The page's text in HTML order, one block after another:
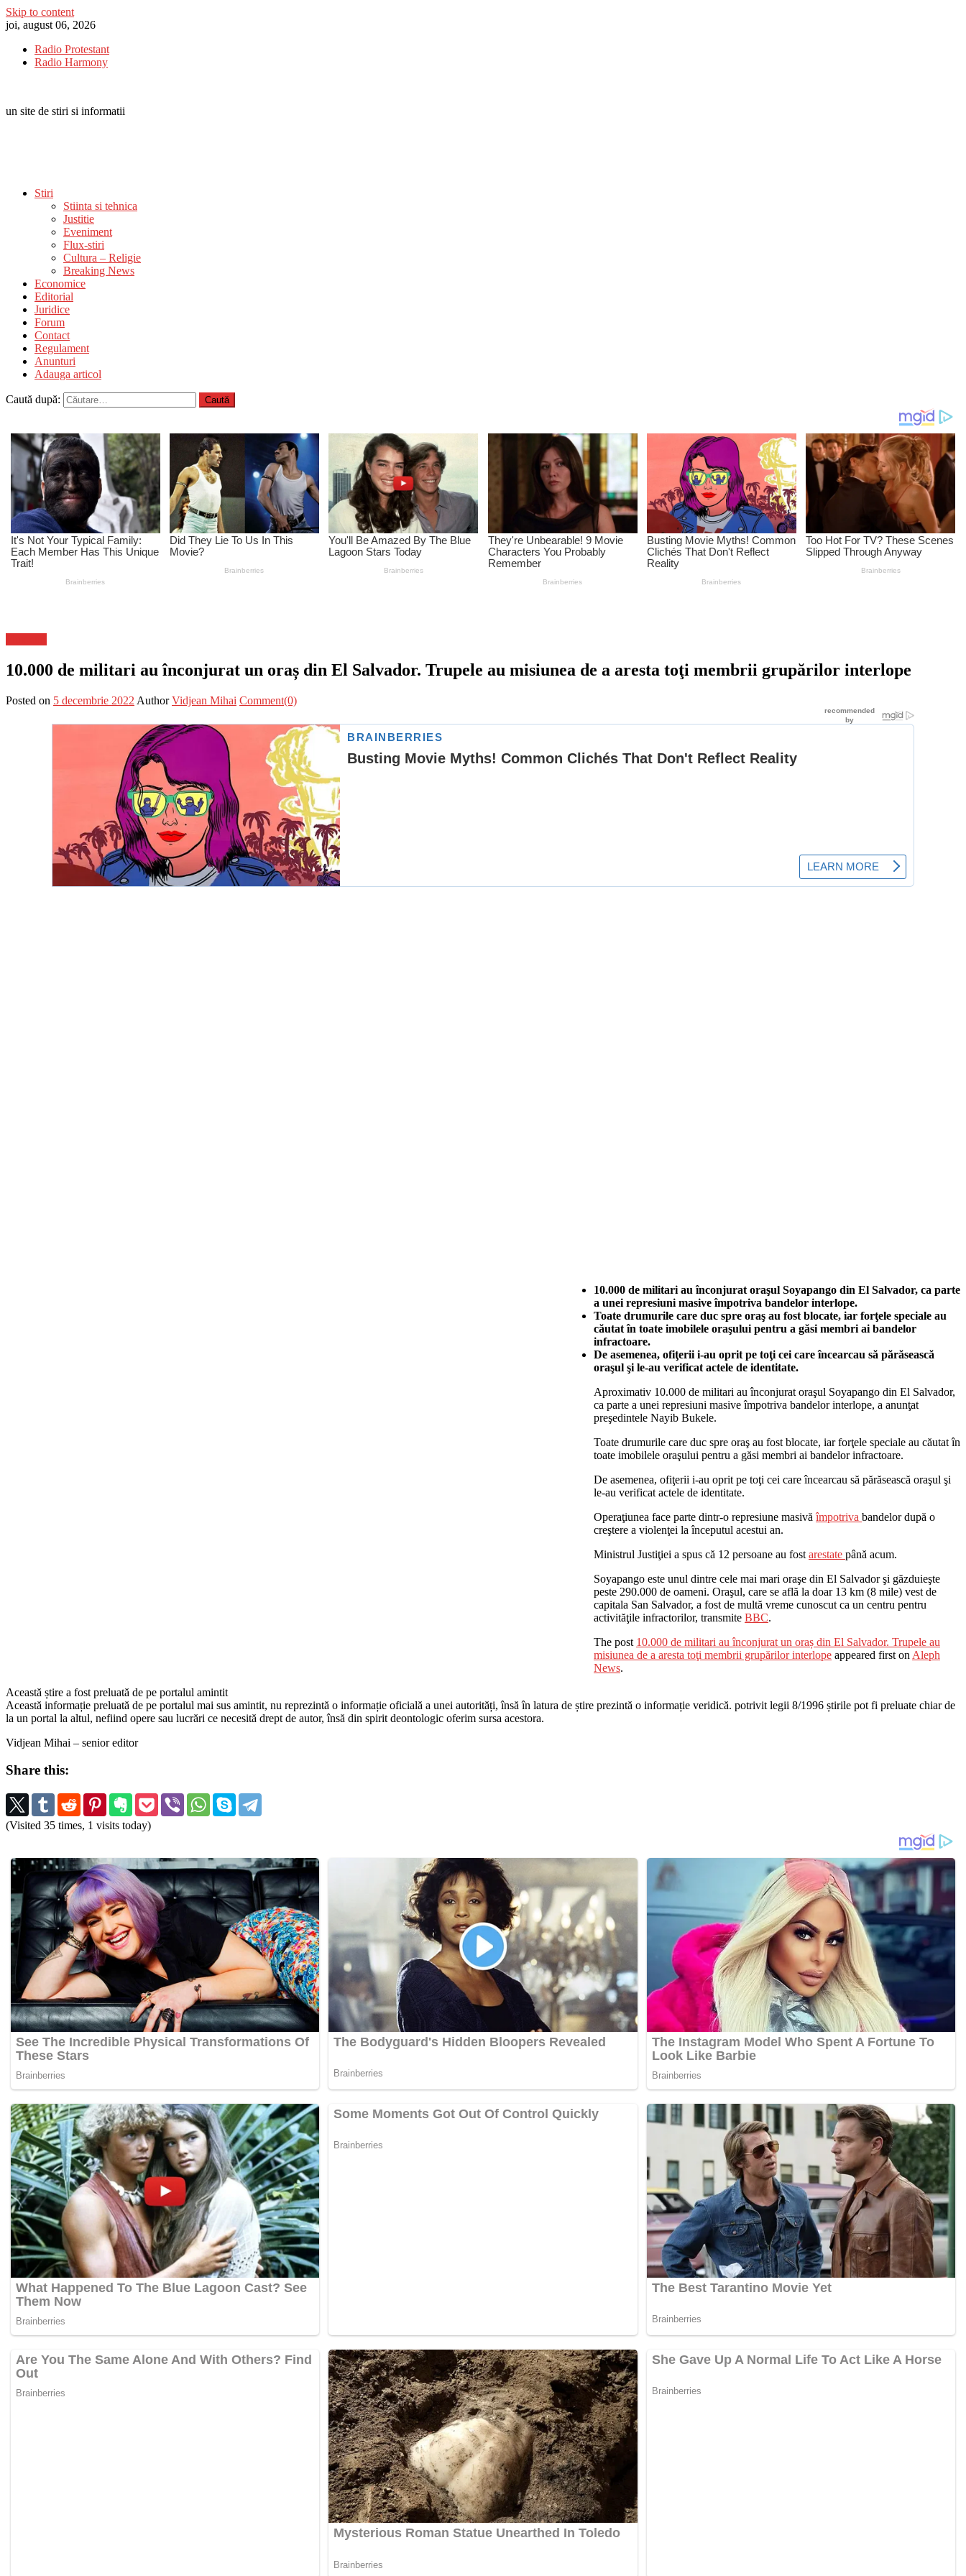
Skip to content
joi, august 06, 2026
Radio Protestant
Radio Harmony
un site de stiri si informatii
Stiri
Stiinta si tehnica
Justitie
Eveniment
Flux-stiri
Cultura – Religie
Breaking News
Economice
Editorial
Juridice
Forum
Contact
Regulament
Anunturi
Adauga articol
Caută după:
10.000 de militari au înconjurat un oraș din El Salvador. Trupele au misiunea de a aresta toţi membrii grupărilor interlope
Posted on 5 decembrie 2022 Author Vidjean Mihai Comment(0)
10.000 de militari au înconjurat oraşul Soyapango din El Salvador, ca parte
a unei represiuni masive împotriva bandelor interlope.
Toate drumurile care duc spre oraş au fost blocate, iar forţele speciale au
căutat în toate imobilele oraşului pentru a găsi membri ai bandelor
infractoare.
De asemenea, ofiţerii i-au oprit pe toţi cei care încearcau să părăsească
oraşul şi le-au verificat actele de identitate.
Aproximativ 10.000 de militari au înconjurat oraşul Soyapango din El Salvador,
ca parte a unei represiuni masive împotriva bandelor interlope, a anunţat
preşedintele Nayib Bukele.
Toate drumurile care duc spre oraş au fost blocate, iar forţele speciale au căutat în
toate imobilele oraşului pentru a găsi membri ai bandelor infractoare.
De asemenea, ofiţerii i-au oprit pe toţi cei care încearcau să părăsească oraşul şi
le-au verificat actele de identitate.
Operaţiunea face parte dintr-o represiune masivăîmpotriva bandelor după o
creştere a violenţei la începutul acestui an.
Ministrul Justiţiei a spus că 12 persoane au fost arestate până acum.
Soyapango este unul dintre cele mai mari oraşe din El Salvador şi găzduieşte
peste 290.000 de oameni. Oraşul, care se află la doar 13 km (8 mile) vest de
capitala San Salvador, a fost de multă vreme cunoscut ca un centru pentru
activităţile infractorilor, transmite BBC.
The post 10.000 de militari au înconjurat un oraș din El Salvador. Trupele au
misiunea de a aresta toţi membrii grupărilor interlope appeared first on Aleph
News.
Această știre a fost preluată de pe portalul amintit
Această informație preluată de pe portalul mai sus amintit, nu reprezintă o informație oficială a unei autorități, însă în latura de știre prezintă o informație veridică. potrivit legii 8/1996 știrile pot fi preluate chiar de
la un portal la altul, nefiind opere sau lucrări ce necesită drept de autor, însă din spirit deontologic oferim sursa acestora.
Vidjean Mihai – senior editor
Share this:
(Visited 35 times, 1 visits today)